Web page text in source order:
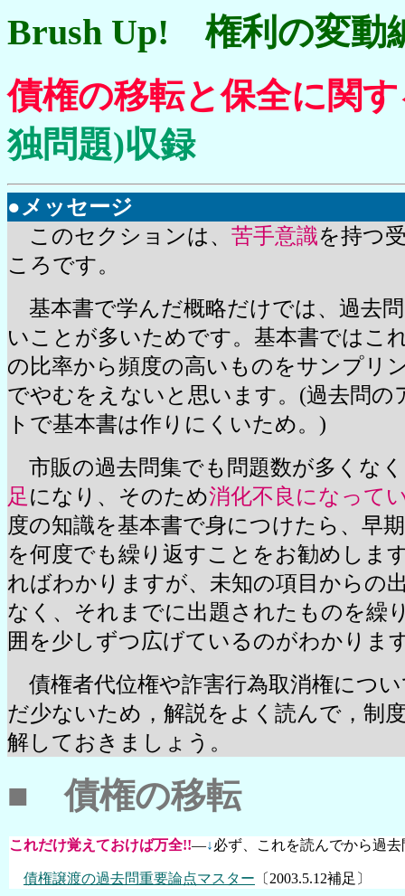
Brush Up! 権利の変動
債権の移転と保全に関
独問題)収録
●メッセージ
このセクションは、 苦手意識を持つ
ころです。
基本書で学んだ概略だけでは、過去
いことが多いためです。基本書ではこ
の比率から頻度の高いものをサンプリ
でやむをえないと思います。(過去問の
トで基本書は作りにくいため。)
市販の過去問集でも問題数が多くな
足になり、そのため消化不良になって
度の知識を基本書で身につけたら、早
を何度でも繰り返すことをお勧めしま
ればわかりますが、未知の項目からの
なく、それまでに出題されたものを繰
囲を少しずつ広げているのがわかりま
債権者代位権や詐害行為取消権につ
だ少ないため，解説をよく読んで，制
解しておきましょう。
■債権の移転
これだけ覚えておけば万全!!―↓必ず、これを読んでから過
債権譲渡の過去問重要論点マスター 〔2003.5.12補足〕